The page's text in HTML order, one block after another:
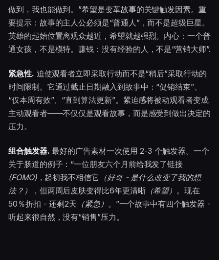
做到，我也能做到。”希望是变革故事的关键触发因素。重
要提示：故事的主人公必须是“普通人”，而不是超级巨星。
英雄的起始位置离观众越近，希望就越强烈。内心：一个普
通女孩，不是模特。赚钱：没有经验的人，不是“营销大师”.
紧急性. 迫使观看者立即采取行动而不是“稍后”采取行动的
时间限制。它通过截止日期融入到故事中：“促销结束”、
“仅本周有效”、“直到算法更新”。紧迫感将被动观看者变成
主动观看者——不仅仅是观看故事，而是感受到做出决定的
压力。
组合触发器. 最好的广告素材一次使用 2-3 个触发器。一个
关于肠道的例子：“一位朋友六个月前给我发了链接
(FOMO)，起初我不相信它 （好奇 - 是什么改变了我的想
法？）
，但两周后皮肤变得比6年更清晰（希望） 。现在
50％折扣 - 还剩2天 （紧急） 。”一个故事中有四个触发器 -
听起来很自然，没有“销售”压力。